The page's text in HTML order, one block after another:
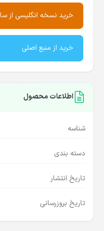
خرید نسخه انگلیسی از
خرید از منبع اصلی
اطلاعات محصول
شناسه
دسته بندی
تاریخ انتشار
تاریخ بروزرسانی